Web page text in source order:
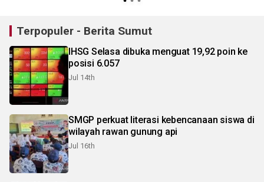
Terpopuler - Berita Sumut
IHSG Selasa dibuka menguat 19,92 poin ke
posisi 6.057
Jul 14th
SMGP perkuat literasi kebencanaan siswa di
wilayah rawan gunung api
Jul 16th